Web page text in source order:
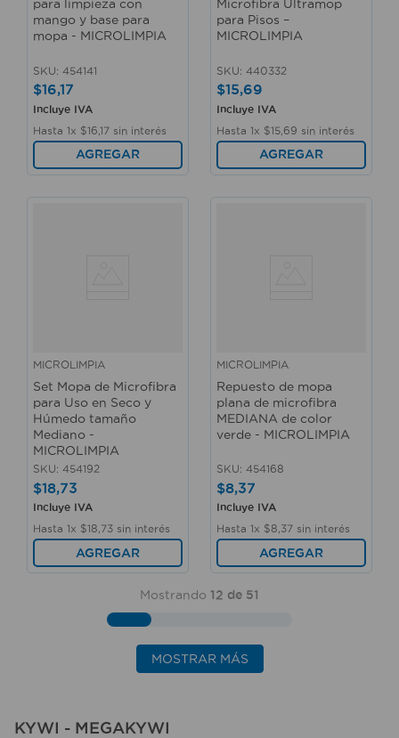
para limpieza con
mango y base para
mopa - MICROLIMPIA
SKU: 454141
$16,17
Incluye IVA
Hasta 1x $16 17 sin interés
AGREGAR
Microfibra Ultramop
para Pisos –
MICROLIMPIA
SKU: 440332
$15,69
Incluye IVA
Hasta 1x $15 69 sin interés
AGREGAR
MICROLIMPIA
Set Mopa de Microfibra
para Uso en Seco y
Húmedo tamaño
Mediano -
MICROLIMPIA
SKU: 454192
$18,73
Incluye IVA
Hasta 1x $18 73 sin interés
AGREGAR
MICROLIMPIA
Repuesto de mopa
plana de microfibra
MEDIANA de color
verde - MICROLIMPIA
SKU: 454168
$8,37
Incluye IVA
Hasta 1x $8 37 sin interés
AGREGAR
Mostrando 12 de 51
MOSTRAR MÁS
KYWI - MEGAKYWI